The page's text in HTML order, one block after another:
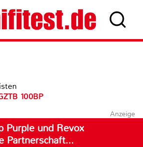
100BP
Anzeige
Purple und Revox
Partnerschaft…